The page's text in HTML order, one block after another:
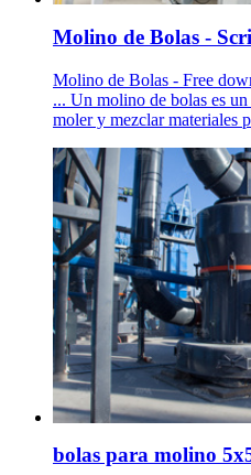
Molino de Bolas -
Molino de Bolas - Free
... Un molino de bolas es
moler y mezclar materiales
bolas para molino